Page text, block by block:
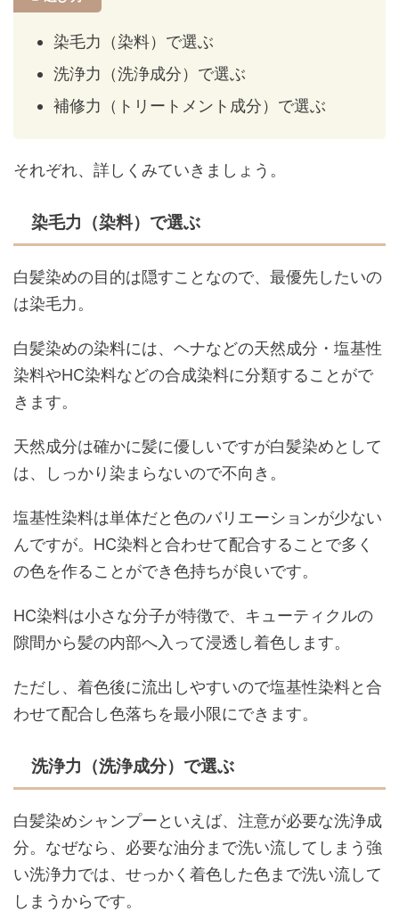
染毛力（染料）で選ぶ
洗浄力（洗浄成分）で選ぶ
補修力（トリートメント成分）で選ぶ
それぞれ、詳しくみていきましょう。
染毛力（染料）で選ぶ
白髪染めの目的は隠すことなので、最優先したいの
は染毛力。
白髪染めの染料には、ヘナなどの天然成分・塩基性
染料やHC染料などの合成染料に分類することがで
きます。
天然成分は確かに髪に優しいですが白髪染めとして
は、しっかり染まらないので不向き。
塩基性染料は単体だと色のバリエーションが少ない
んですが。HC染料と合わせて配合することで多く
の色を作ることができ色持ちが良いです。
HC染料は小さな分子が特徴で、キューティクルの
隙間から髪の内部へ入って浸透し着色します。
ただし、着色後に流出しやすいので塩基性染料と合
わせて配合し色落ちを最小限にできます。
洗浄力（洗浄成分）で選ぶ
白髪染めシャンプーといえば、注意が必要な洗浄成
分。なぜなら、必要な油分まで洗い流してしまう強
い洗浄力では、せっかく着色した色まで洗い流して
しまうからです。